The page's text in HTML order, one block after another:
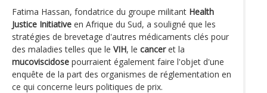
Fatima Hassan, fondatrice du groupe militant Health
Justice Initiative en Afrique du Sud, a souligné que les
stratégies de brevetage d'autres médicaments clés pour
des maladies telles que le VIH, le canceret la
mucoviscidose pourraient également faire l'objet d'une
enquête de la part des organismes de réglementation en
ce qui concerne leurs politiques de prix.